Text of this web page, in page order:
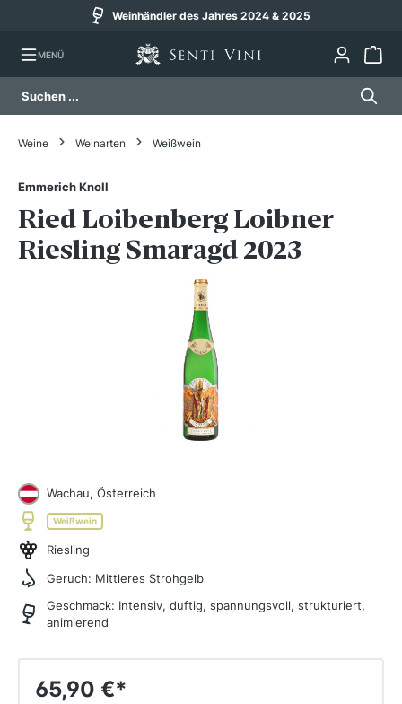
Weinhändler des Jahres 2024 & 2025
MENÜ
Bildergalerie überspringen
Weine Weinarten Weißwein
Emmerich Knoll
Ried Loibenberg Loibner
Riesling Smaragd 2023
Wachau, Österreich
Weißwein
Riesling
Geruch: Mittleres Strohgelb
Geschmack: Intensiv, duftig, spannungsvoll, strukturiert,
animierend
65,90 €*